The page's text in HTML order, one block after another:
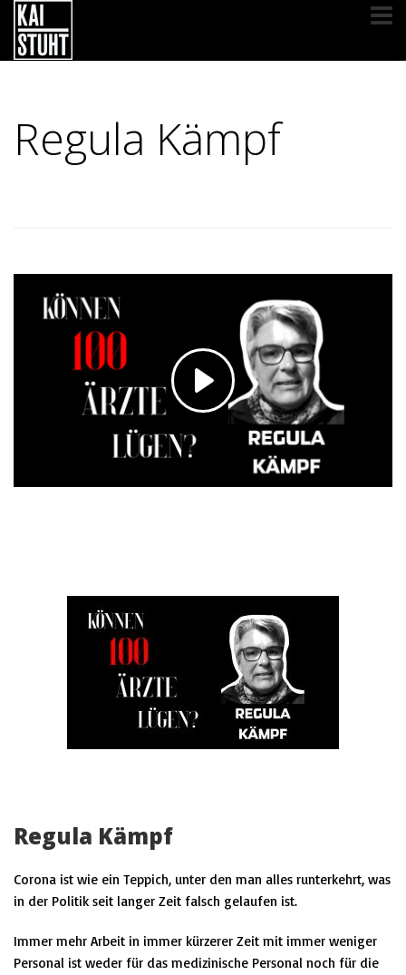
Regula Kämpf
Regula Kämpf
Corona ist wie ein Teppich, unter den man alles runterkehrt, was
in der Politik seit langer Zeit falsch gelaufen ist.
Immer mehr Arbeit in immer kürzerer Zeit mit immer weniger
Personal ist weder für das medizinische Personal noch für die